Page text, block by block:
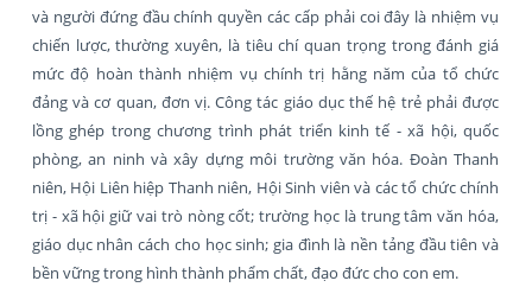
và người đứng đầu chính quyền các cấp phải coi đây là nhiệm vụ
chiến lược, thường xuyên, là tiêu chí quan trọng trong đánh giá
mức độ hoàn thành nhiệm vụ chính trị hằng năm của tổ chức
đảng và cơ quan, đơn vị. Công tác giáo dục thế hệ trẻ phải được
lồng ghép trong chương trình phát triển kinh tế - xã hội, quốc
phòng, an ninh và xây dựng môi trường văn hóa. Đoàn Thanh
niên, Hội Liên hiệp Thanh niên, Hội Sinh viên và các tổ chức chính
trị - xã hội giữ vai trò nòng cốt; trường học là trung tâm văn hóa,
giáo dục nhân cách cho học sinh; gia đình là nền tảng đầu tiên và
bền vững trong hình thành phẩm chất, đạo đức cho con em.